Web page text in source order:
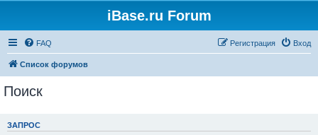
iBase.ru Forum
FAQ Вход
Регистрация
Список форумов
Поиск
ЗАПРОС